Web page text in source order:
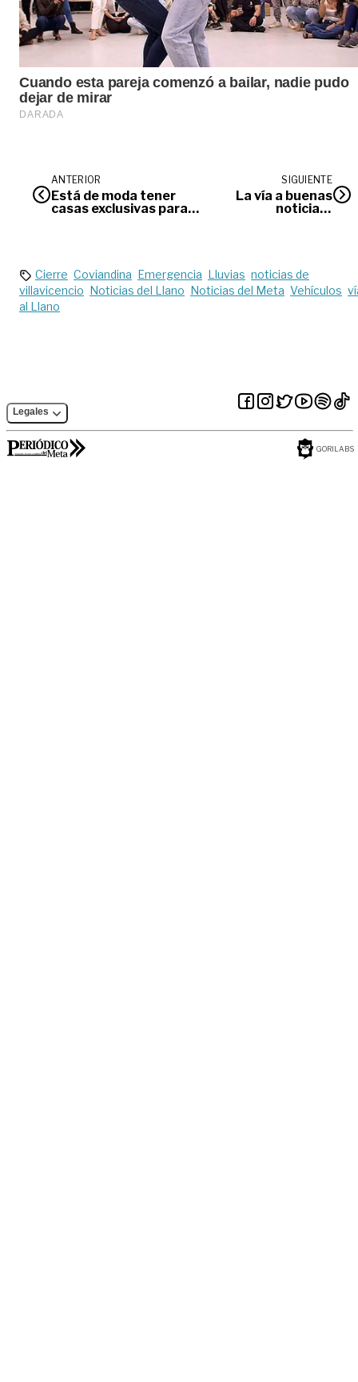
ANTERIOR
Está de moda tener
casas exclusivas para
SIGUIENTE
La vía a buenas
noticias |
Cierre Coviandina Emergencia Lluvias noticias de
villavicencio Noticias del Llano Noticias del Meta Vehículos
al Llano
Legales
GORILABS